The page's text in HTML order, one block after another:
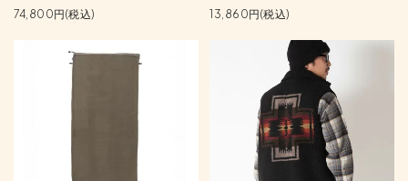
74,800円(税込)
13,860円(税込)